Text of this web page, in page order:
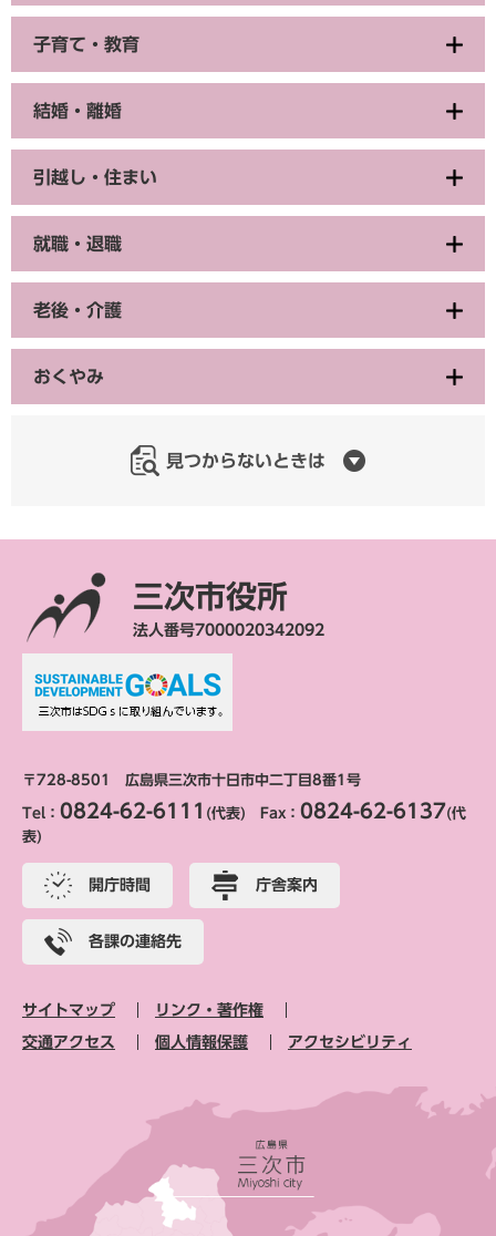
子育て・教育
結婚・離婚
引越し・住まい
就職・退職
老後・介護
おくやみ
見つからないときは
三次市役所
法人番号7000020342092
〒728-8501 広島県三次市十日市中二丁目8番1号
Tel： 0824-62-6111 (代表) Fax： 0824-62-6137(代
表)
開庁時間 庁舎案内
各課の連絡先
サイトマップ リンク・著作権
交通アクセス 個人情報保護 アクセシビリティ